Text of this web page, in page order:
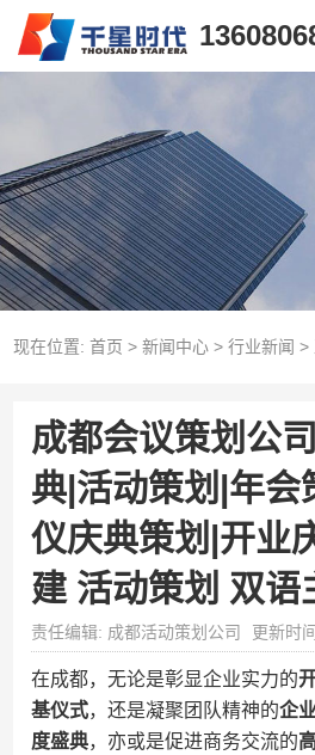
现在位置: 首页 > 新闻中心> 行业新闻 >
成都会议策划公
典|活动策划|年会
仪庆典策划|开业
建 活动策划 双语
责任编辑: 成都活动策划公司 更新时
在成都，无论是彰显企业实力的​
基仪式​​，还是凝聚团队精神的​企
度盛典​​，亦或是促进商务交流的​